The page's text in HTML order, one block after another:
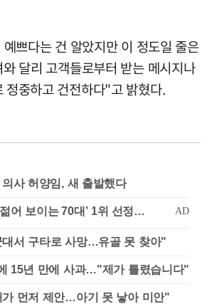
쁘다는 건 알았지만 이 정도일 줄은
달리 고객들로부터 받는 메시지나
정중하고 건전하다"고 밝혔다.
사 허양임, 새 출발했다
대서 구타로 사망…유골 못 찾아"
15년 만에 사과…"제가 틀렸습니다"
먼저 제안…아기 못 낳아 미안"